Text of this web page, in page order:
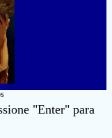
"Enter" para